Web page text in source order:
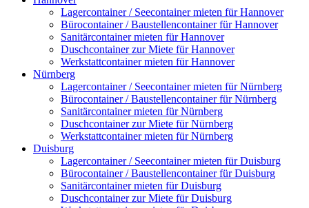
Lagercontainer / Seecontainer mieten für Hannover
Bürocontainer / Baustellencontainer für Hannover
Sanitärcontainer mieten für Hannover
Duschcontainer zur Miete für Hannover
Werkstattcontainer mieten für Hannover
Nürnberg
Lagercontainer / Seecontainer mieten für Nürnberg
Bürocontainer / Baustellencontainer für Nürnberg
Sanitärcontainer mieten für Nürnberg
Duschcontainer zur Miete für Nürnberg
Werkstattcontainer mieten für Nürnberg
Duisburg
Lagercontainer / Seecontainer mieten für Duisburg
Bürocontainer / Baustellencontainer für Duisburg
Sanitärcontainer mieten für Duisburg
Duschcontainer zur Miete für Duisburg